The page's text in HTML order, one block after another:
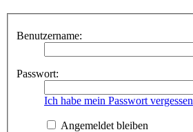
Benutzername:
Passwort:
Ich habe mein Passwort vergessen
Angemeldet bleiben